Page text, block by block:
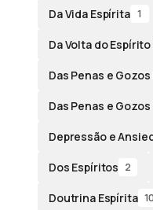
Da Vida Espírita 1
Da Volta do
Das Penas e
Das Penas e
Depressão e
Dos Espíritos 2
Doutrina Espírita 10